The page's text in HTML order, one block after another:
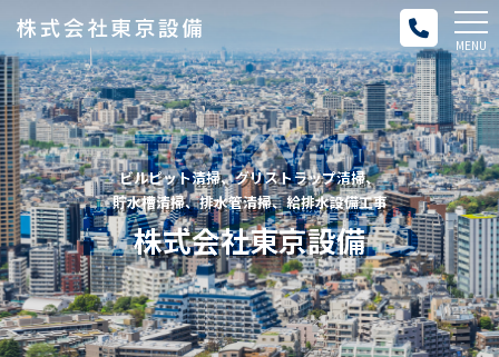
TOKYO
FACILITIES
ビルピット清掃、グリストラップ清掃、
貯水槽清掃、排水管清掃、給排水設備工事
株式会社東京設備
メ
ニ
ュ
ー
MENU